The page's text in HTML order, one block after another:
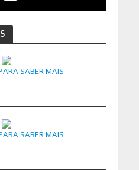
SABER MAIS
SABER MAIS